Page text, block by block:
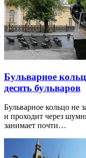
Бульварное
десять бульваров
Бульварное кольцо не
и проходит через
занимает почти…